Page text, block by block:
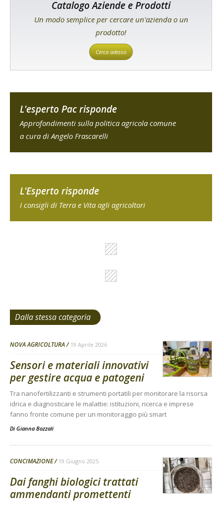
Catalogo Aziende e Prodotti
Un modo semplice per cercare un'azienda o un
prodotto!
Cerca adesso
L'esperto Pac risponde
Approfondimenti sulla politica agricola comune
a cura di Angelo Frascarelli
L'Esperto risponde
I consigli di Terra e Vita agli agricoltori
Dalla stessa categoria
NOVA AGRICOLTURA 19 Aprile 2026
Sensori e materiali innovativi
per gestire acqua e patogeni
Tra nanofertilizzanti e strumenti portatili per monitorare la risorsa
idrica e diagnosticare le malattie: istituzioni, ricerca e imprese
fanno fronte comune per un monitoraggio più smart
Di Gianna Bozzali
CONCIMAZIONE 19 Giugno 2025
Dai fanghi biologici trattati
ammendanti promettenti